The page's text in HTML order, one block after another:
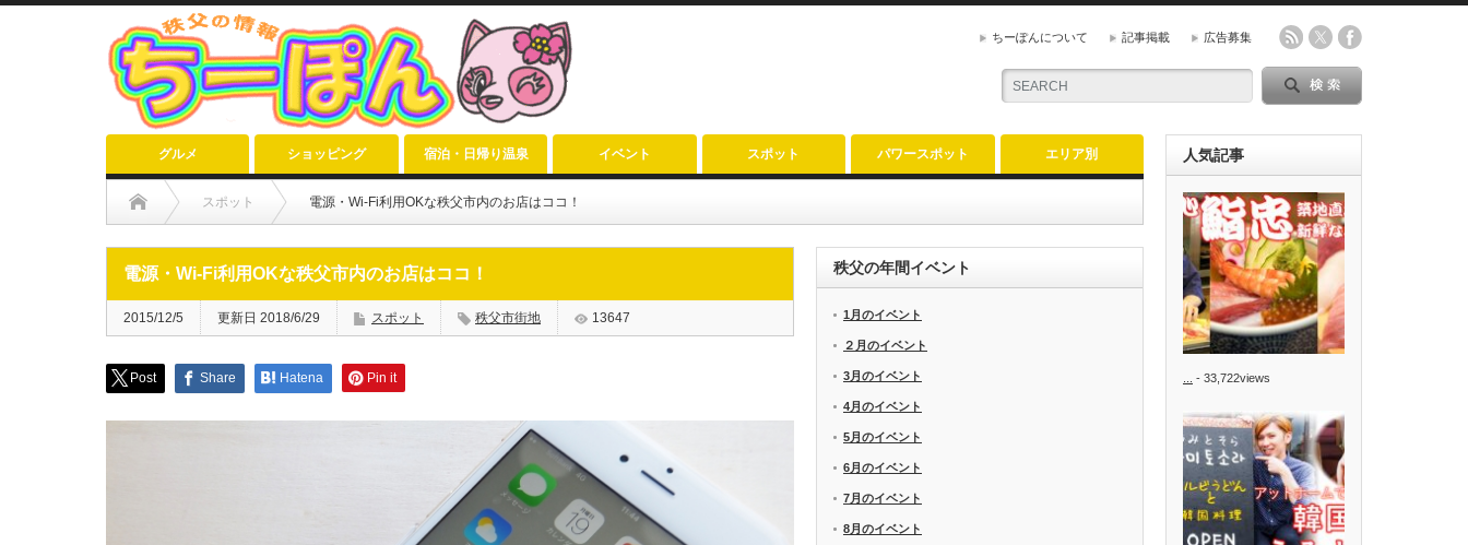
ちーぽんについて 記事掲載 広告募集
グルメ ショッピング 宿泊・日帰り温泉 イベント スポット パワースポット エリア別
スポット 電源・Wi-Fi利用OKな秩父市内のお店はココ！
電源・Wi-Fi利用OKな秩父市内のお店はココ！
2015/12/5 更新日 2018/6/29 スポット 秩父市街地 13647
Post Share Hatena Pin it
秩父の年間イベント
1月のイベント
２月のイベント
3月のイベント
4月のイベント
5月のイベント
6月のイベント
7月のイベント
8月のイベント
人気記事
- 33,722views